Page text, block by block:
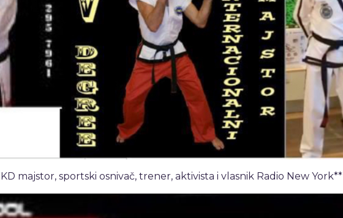
majstor, sportski osnivač, trener, aktivista i vlasnik Radio New York**